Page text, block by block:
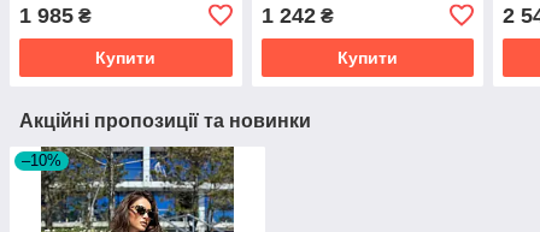
1 985 ₴
Купити
1 242₴
Купити
2
Акційні пропозиції та новинки
–10%